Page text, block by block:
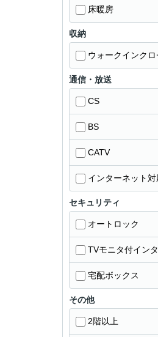
床暖房
収納
ウォークインクロ
通信・放送
CS
BS
CATV
インターネット対
セキュリティ
オートロック
TVモニタ付イン
宅配ボックス
その他
2階以上